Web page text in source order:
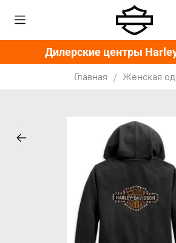
Дилерские центры
Главная Женская